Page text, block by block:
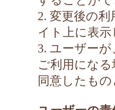
2. 変更後の
イト上に表
3. ユーザー
ご利用にな
同意したも